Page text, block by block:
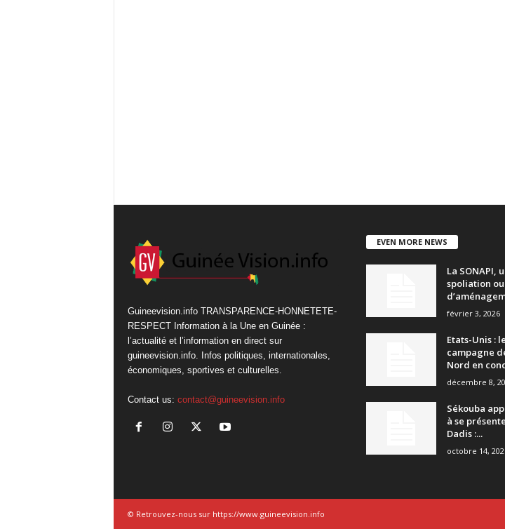
Guineevision.info TRANSPARENCE-HONNETETE-
RESPECT Information à la Une en Guinée :
l’actualité et l’information en direct sur
guineevision.info. Infos politiques, internationales,
économiques, sportives et culturelles.
Contact us: contact@guineevision.info
EVEN MORE NEWS
La SONAPI,
spoliation ou
février 3, 2026
Etats-Unis :
campagne
Nord en
décembre 8,
Sékouba
à se
Dadis :...
octobre 14,
© Retrouvez-nous sur https://www.guineevision.info